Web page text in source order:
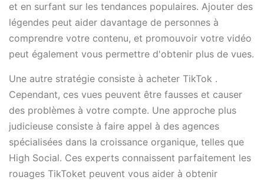
et en surfant sur les tendances populaires. Ajouter des
légendes peut aider davantage de personnes à
comprendre votre contenu, et promouvoir votre vidéo
peut également vous permettre d'obtenir plus de vues.
Une autre stratégie consiste à acheter TikTok .
Cependant, ces vues peuvent être fausses et causer
des problèmes à votre compte. Une approche plus
judicieuse consiste à faire appel à des agences
spécialisées dans la croissance organique, telles que
High Social. Ces experts connaissent parfaitement les
rouages TikToket peuvent vous aider à obtenir